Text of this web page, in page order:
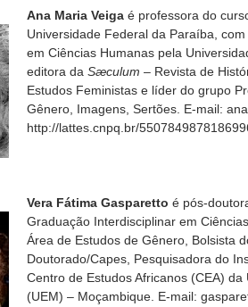
Ana Maria Veiga é professora do
Universidade Federal da Paraíba,
em Ciências Humanas pela
editora da Sæculum – Revista de
Estudos Feministas e líder do grupo
Gênero, Imagens, Sertões. E-mail:
http://lattes.cnpq.br/
Vera Fátima Gasparetto é pós-
Graduação Interdisciplinar em
Área de Estudos de Gênero, Bolsista
Doutorado/Capes, Pesquisadora do
Centro de Estudos Africanos (CEA)
(UEM) – Moçambique. E-mail: